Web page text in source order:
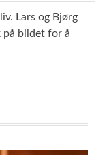
Lars og Bjørg
på bildet for å